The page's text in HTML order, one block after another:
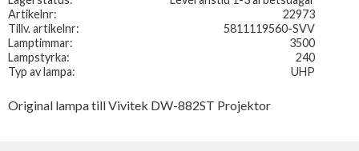
Artikelnr
22973
Tillv. artikelnr
5811119560-SVV
Lamptimmar
3500
Lampstyrka
240
Typ av lampa
UHP
Original lampa till Vivitek DW-882ST Projektor